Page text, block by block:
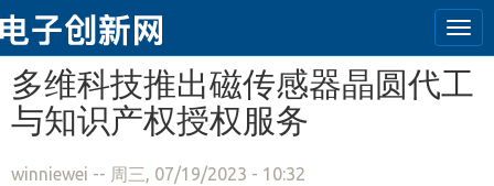
跳转到主要内容
多维科技推出磁传感器晶圆代工
与知识产权授权服务
winniewei -- 周三, 07/19/2023 - 10:32